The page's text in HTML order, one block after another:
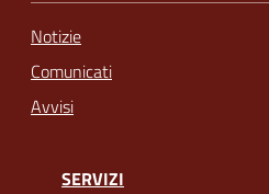
Notizie
Comunicati
Avvisi
SERVIZI